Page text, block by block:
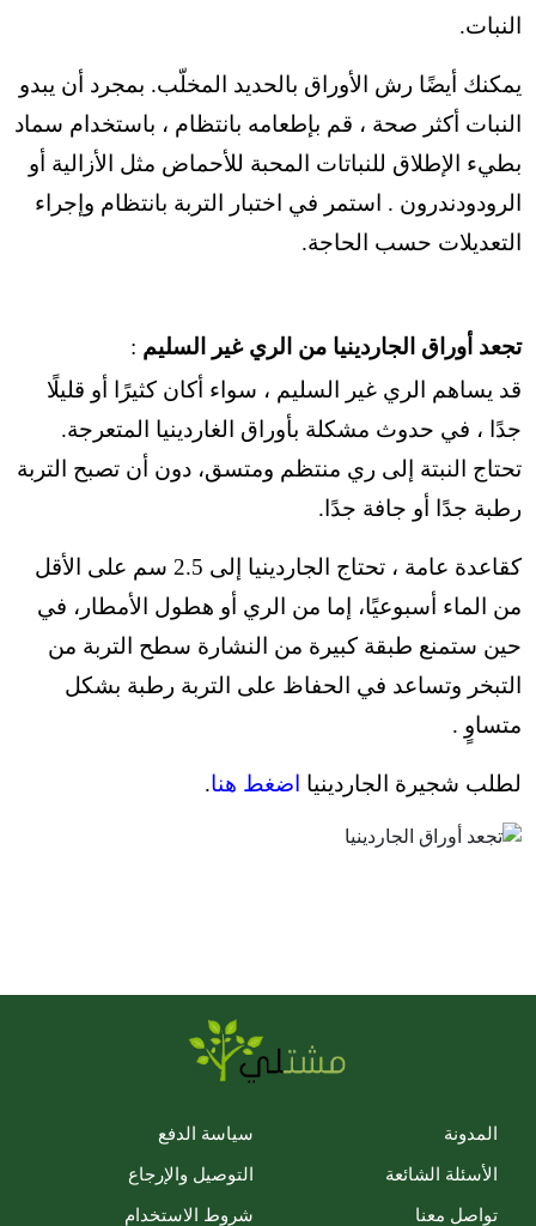
النبات.
يمكنك أيضًا رش الأوراق بالحديد المخلّب. بمجرد أن يبدو
النبات أكثر صحة ، قم بإطعامه بانتظام ، باستخدام سماد
بطيء الإطلاق للنباتات المحبة للأحماض مثل الأزالية أو
الرودودندرون . استمر في اختبار التربة بانتظام وإجراء
التعديلات حسب الحاجة.
تجعد أوراق الجاردينيا من الري غير السليم :
قد يساهم الري غير السليم ، سواء أكان كثيرًا أو قليلًا
جدًا ، في حدوث مشكلة بأوراق الغاردينيا المتعرجة.
تحتاج النبتة إلى ري منتظم ومتسق، دون أن تصبح التربة
رطبة جدًا أو جافة جدًا.
كقاعدة عامة ، تحتاج الجاردينيا إلى 2.5 سم على الأقل
من الماء أسبوعيًا، إما من الري أو هطول الأمطار، في
حين ستمنع طبقة كبيرة من النشارة سطح التربة من
التبخر وتساعد في الحفاظ على التربة رطبة بشكل
متساوٍ .
لطلب شجيرة الجاردينيا اضغط هنا.
المدونة
الأسئلة الشائعة
تواصل معنا
سياسة الدفع
التوصيل والإرجاع
شروط الاستخدام